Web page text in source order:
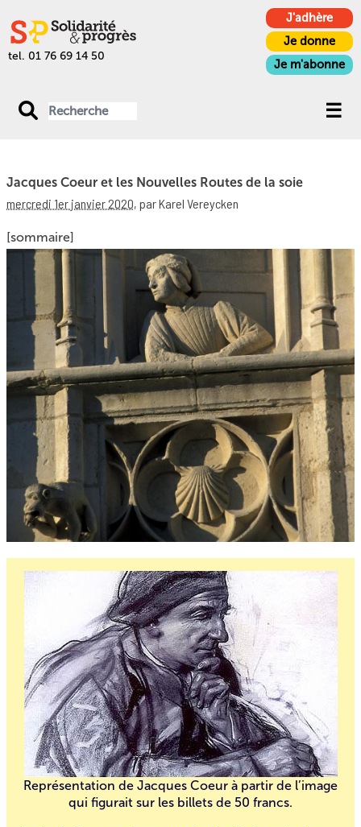
tel. 01 76 69 14 50
J'adhère
Je donne
Je m'abonne
Jacques Coeur et les Nouvelles Routes de la soie
mercredi 1er janvier 2020, par Karel Vereycken
[sommaire]
Représentation de Jacques Coeur à partir de l’image
qui figurait sur les billets de 50 francs.